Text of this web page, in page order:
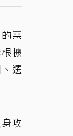
惡
據
選
攻